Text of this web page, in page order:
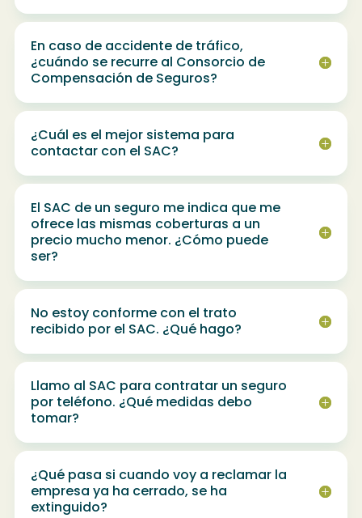
En caso de accidente de tráfico,
¿cuándo se recurre al Consorcio de
Compensación de Seguros?
¿Cuál es el mejor sistema para
contactar con el SAC?
El SAC de un seguro me indica que me
ofrece las mismas coberturas a un
precio mucho menor. ¿Cómo puede
ser?
No estoy conforme con el trato
recibido por el SAC. ¿Qué hago?
Llamo al SAC para contratar un seguro
por teléfono. ¿Qué medidas debo
tomar?
¿Qué pasa si cuando voy a reclamar la
empresa ya ha cerrado, se ha
extinguido?